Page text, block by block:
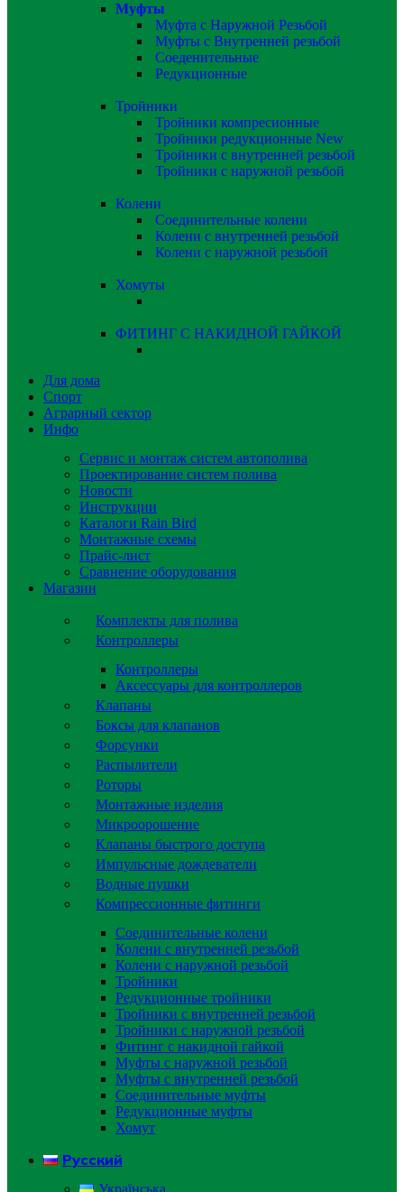
Муфты
Муфта с Наружной Резьбой
Муфты с Внутренней резьбой
Соеденительные
Редукционные
Тройники
Тройники компресионные
Тройники редукционные New
Тройники с внутренней резьбой
Тройники с наружной резьбой
Колени
Соединительные колени
Колени с внутренней резьбой
Колени с наружной резьбой
Хомуты
ФИТИНГ С НАКИДНОЙ ГАЙКОЙ
Для дома
Спорт
Аграрный сектор
Инфо
Сервис и монтаж систем автополива
Проектирование систем полива
Новости
Инструкции
Каталоги Rain Bird
Монтажные схемы
Прайс-лист
Сравнение оборудования
Магазин
Комплекты для полива
Контроллеры
Контроллеры
Аксессуары для контроллеров
Клапаны
Боксы для клапанов
Форсунки
Распылители
Роторы
Монтажные изделия
Микроорошение
Клапаны быстрого доступа
Импульсные дождеватели
Водные пушки
Компрессионные фитинги
Соединительные колени
Колени с внутренней резьбой
Колени с наружной резьбой
Тройники
Редукционные тройники
Тройники с внутренней резьбой
Тройники с наружной резьбой
Фитинг с накидной гайкой
Муфты с наружной резьбой
Муфты с внутренней резьбой
Соединительные муфты
Редукционные муфты
Хомут
Русский
Українська